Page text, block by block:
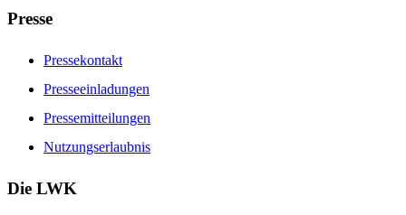
Presse
Pressekontakt
Presseeinladungen
Pressemitteilungen
Nutzungserlaubnis
Die LWK